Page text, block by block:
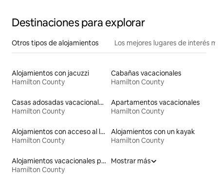
Destinaciones para explorar
Otros tipos de alojamientos Los mejores lugares de interés
Alojamientos con jacuzzi
Hamilton County
Cabañas vacacionales
Hamilton County
Casas adosadas vacacionales
Hamilton County
Apartamentos vacacionales
Hamilton County
Alojamientos con acceso al lago
Hamilton County
Alojamientos con un kayak
Hamilton County
Alojamientos vacacionales para familias
Hamilton County
Mostrar más